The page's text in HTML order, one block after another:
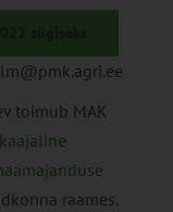
toimub MAK
raames.